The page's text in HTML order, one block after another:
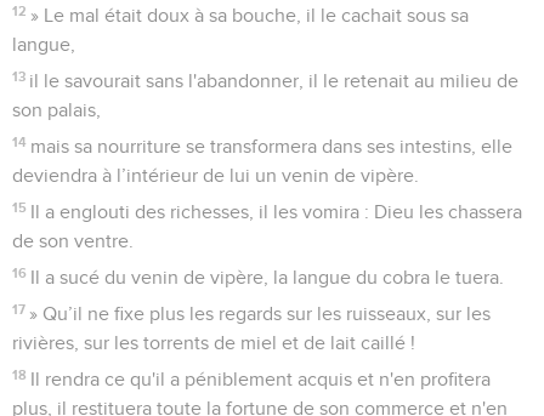
12 » Le mal était doux à sa bouche, il le cachait sous sa
langue,
13 il le savourait sans l'abandonner, il le retenait au milieu de
son palais,
14 mais sa nourriture se transformera dans ses intestins, elle
deviendra à l’intérieur de lui un venin de vipère.
15 Il a englouti des richesses, il les vomira : Dieu les chassera
de son ventre.
16 Il a sucé du venin de vipère, la langue du cobra le tuera.
17 » Qu’il ne fixe plus les regards sur les ruisseaux, sur les
rivières, sur les torrents de miel et de lait caillé !
18 Il rendra ce qu'il a péniblement acquis et n'en profitera
plus, il restituera toute la fortune de son commerce et n'en